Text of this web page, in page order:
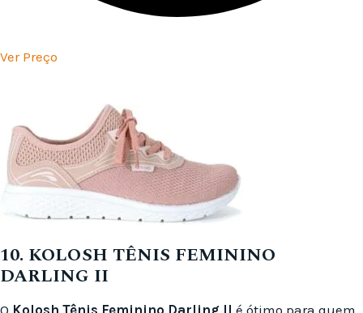
Ver Preço
10. KOLOSH TÊNIS FEMININO
DARLING II